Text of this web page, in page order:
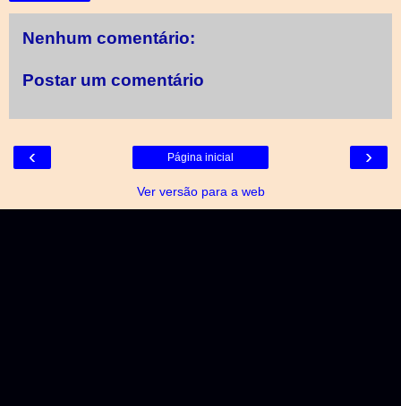
Nenhum comentário:
Postar um comentário
‹ ›
Página inicial
Ver versão para a web